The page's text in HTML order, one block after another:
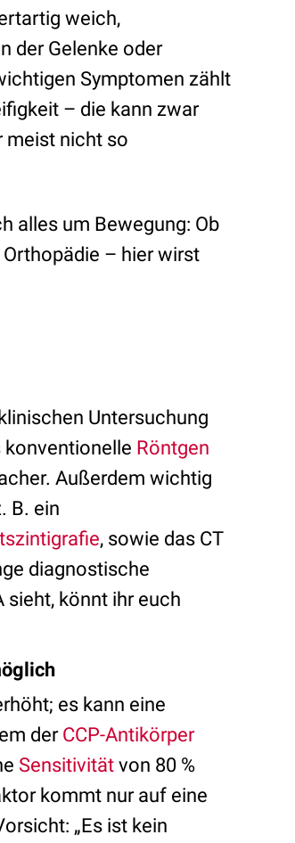
weich,
der Gelenke oder
Symptomen zählt
– die kann zwar
meist nicht so
alles um Bewegung: Ob
– hier wirst
Untersuchung
konventionelle Röntgen
Außerdem wichtig
B. ein
, sowie das CT
diagnostische
sieht, könnt ihr euch
es kann eine
derCCP-Antikörper
Sensitivität von 80 %
kommt nur auf eine
„Es ist kein